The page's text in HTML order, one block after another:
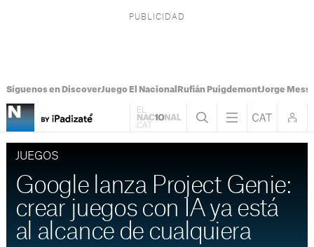
Síguenos en DiscoverJuego El Nacional Rufián PuigdemontJorge Messi
JUEGOS
Google lanza Project Genie:
crear juegos con IA ya está
al alcance de cualquiera